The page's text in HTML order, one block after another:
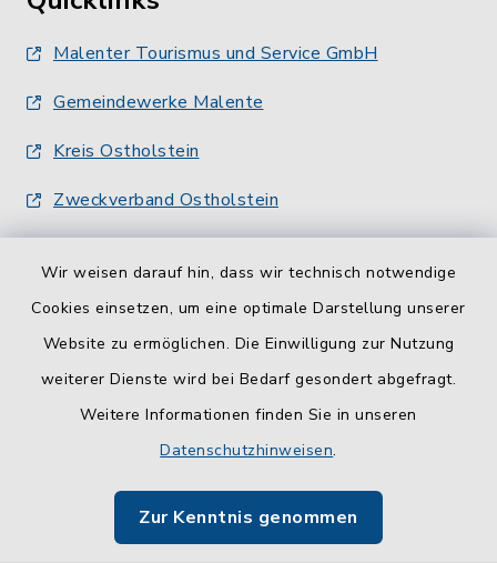
Wir weisen darauf hin, dass wir technisch notwendige
Cookies einsetzen, um eine optimale Darstellung unserer
Website zu ermöglichen. Die Einwilligung zur Nutzung
weiterer Dienste wird bei Bedarf gesondert abgefragt.
Weitere Informationen finden Sie in unseren
Datenschutzhinweisen.
Zur Kenntnis genommen
Malenter Tourismus und Service GmbH
Gemeindewerke Malente
Kreis Ostholstein
Zweckverband Ostholstein
Barrierefreiheit
Impressum